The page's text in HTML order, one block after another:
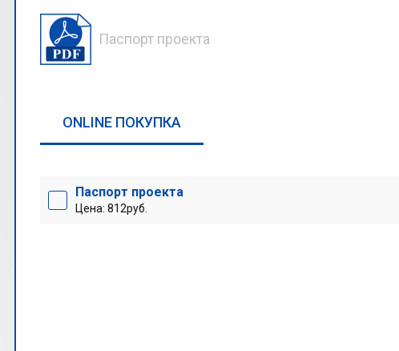
Паспорт проекта
ONLINE ПОКУПКА
Паспорт проекта
Цена: 812руб.